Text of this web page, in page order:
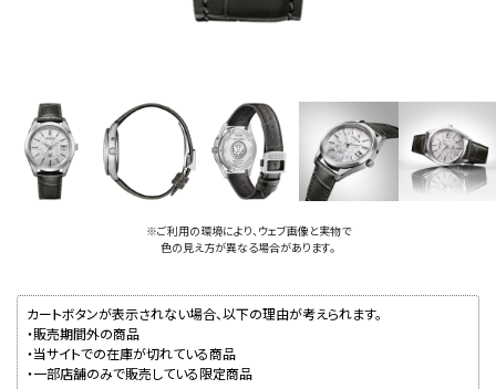
※ご利用の環境により、ウェブ画像と実物で
色の見え方が異なる場合があります。
カートボタンが表示されない場合、以下の理由が考えられます。
・販売期間外の商品
・当サイトでの在庫が切れている商品
・一部店舗のみで販売している限定商品